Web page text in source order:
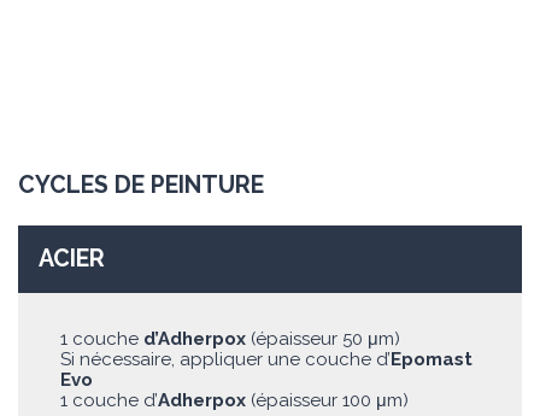
CYCLES DE PEINTURE
ACIER
1 couche d’Adherpox (épaisseur 50 μm)
Si nécessaire, appliquer une couche d’Epomast
Evo
1 couche d’Adherpox (épaisseur 100 μm)